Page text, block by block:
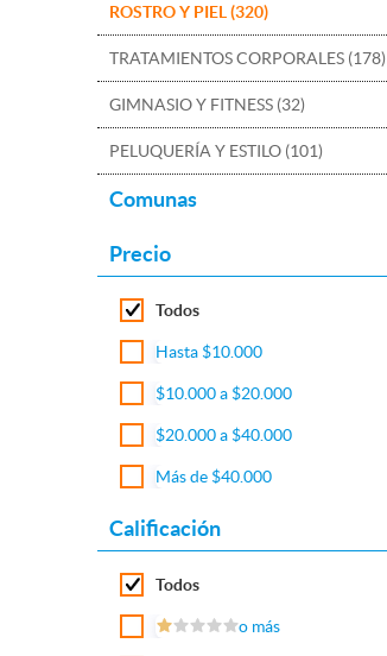
ROSTRO Y PIEL (320)
TRATAMIENTOS CORPORALES (178)
GIMNASIO Y FITNESS (32)
PELUQUERÍA Y ESTILO (101)
Comunas
Precio
Todos
Hasta $10.000
$10.000 a $20.000
$20.000 a $40.000
Más de $40.000
Calificación
Todos
o más